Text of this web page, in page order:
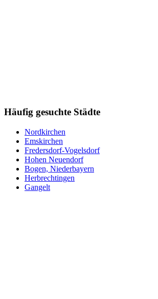
Häufig gesuchte Städte
Nordkirchen
Emskirchen
Fredersdorf-Vogelsdorf
Hohen Neuendorf
Bogen, Niederbayern
Herbrechtingen
Gangelt